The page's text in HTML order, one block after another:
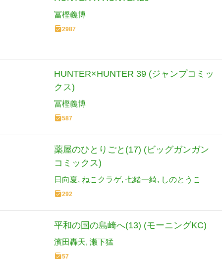
冨樫義博
2987
HUNTER×HUNTER 39 (ジャンプコミッ
クス)
冨樫義博
587
薬屋のひとりごと(17) (ビッグガンガン
コミックス)
日向夏 ねこクラゲ 七緒一綺 しのとうこ
292
平和の国の島崎へ(13) (モーニングKC)
濱田轟天 瀬下猛
57